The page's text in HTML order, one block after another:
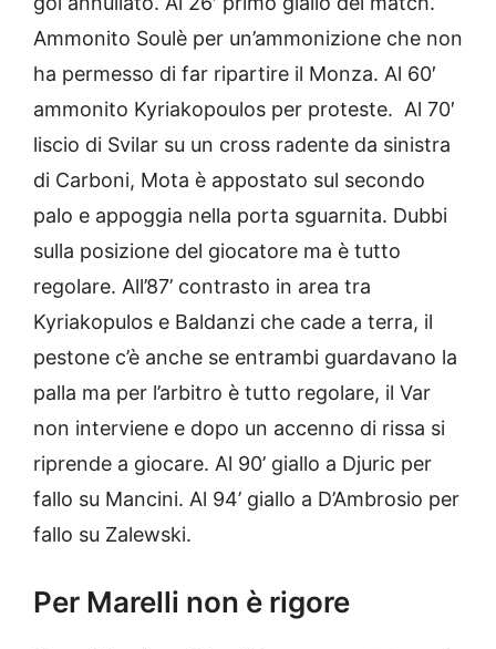
Ammonito Soulè per un’ammonizione che non
ha permesso di far ripartire il Monza. Al 60′
ammonito Kyriakopoulos per proteste. Al 70′
liscio di Svilar su un cross radente da sinistra
di Carboni, Mota è appostato sul secondo
palo e appoggia nella porta sguarnita. Dubbi
sulla posizione del giocatore ma è tutto
regolare. All’87’ contrasto in area tra
Kyriakopulos e Baldanzi che cade a terra, il
pestone c’è anche se entrambi guardavano la
palla ma per l’arbitro è tutto regolare, il Var
non interviene e dopo un accenno di rissa si
riprende a giocare. Al 90’ giallo a Djuric per
fallo su Mancini. Al 94’ giallo a D’Ambrosio per
fallo su Zalewski.
Per Marelli non è rigore